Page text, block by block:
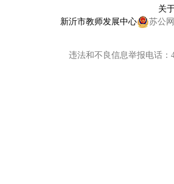
关
新沂市教师发展中心
苏公
违法和不良信息举报电话：